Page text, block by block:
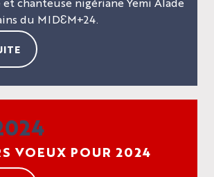
du MIDƐM+24.
VOEUX POUR 2024